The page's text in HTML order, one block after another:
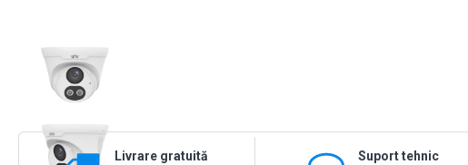
Livrare gratuită
Suport tehnic